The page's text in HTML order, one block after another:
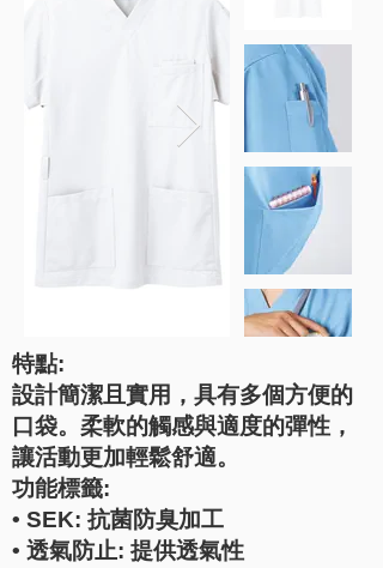
特點:
設計簡潔且實用，具有多個方便的
口袋。柔軟的觸感與適度的彈性，
讓活動更加輕鬆舒適。
功能標籤:
• SEK: 抗菌防臭加工
• 透氣防止: 提供透氣性